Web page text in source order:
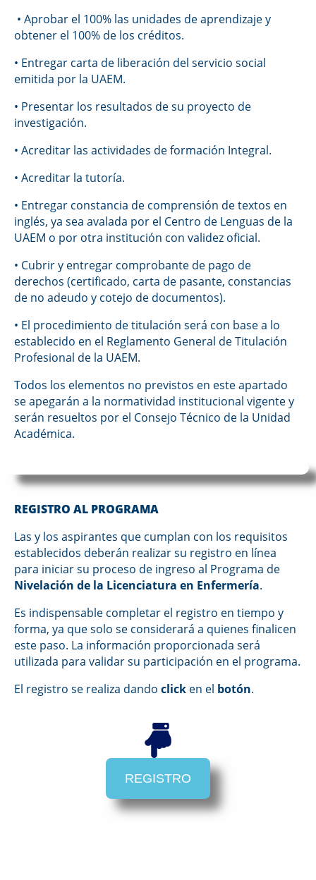
• Aprobar el 100% las unidades de aprendizaje y
obtener el 100% de los créditos.
• Entregar carta de liberación del servicio social
emitida por la UAEM.
• Presentar los resultados de su proyecto de
investigación.
• Acreditar las actividades de formación Integral.
• Acreditar la tutoría.
• Entregar constancia de comprensión de textos en
inglés, ya sea avalada por el Centro de Lenguas de la
UAEM o por otra institución con validez oficial.
• Cubrir y entregar comprobante de pago de
derechos (certificado, carta de pasante, constancias
de no adeudo y cotejo de documentos).
• El procedimiento de titulación será con base a lo
establecido en el Reglamento General de Titulación
Profesional de la UAEM.
Todos los elementos no previstos en este apartado
se apegarán a la normatividad institucional vigente y
serán resueltos por el Consejo Técnico de la Unidad
Académica.
REGISTRO AL PROGRAMA
Las y los aspirantes que cumplan con los requisitos
establecidos deberán realizar su registro en línea
para iniciar su proceso de ingreso al Programa de
Nivelación de la Licenciatura en Enfermería.
Es indispensable completar el registro en tiempo y
forma, ya que solo se considerará a quienes finalicen
este paso. La información proporcionada será
utilizada para validar su participación en el programa.
El registro se realiza dando click en el botón.
REGISTRO